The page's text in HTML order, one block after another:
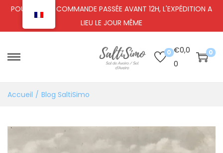
POUR TOUTE COMMANDE PASSÉE AVANT 12H, L'EXPÉDITION A
LIEU LE JOUR MÊME
0 €0,0
0
0
Accueil / Blog SaltiSimo